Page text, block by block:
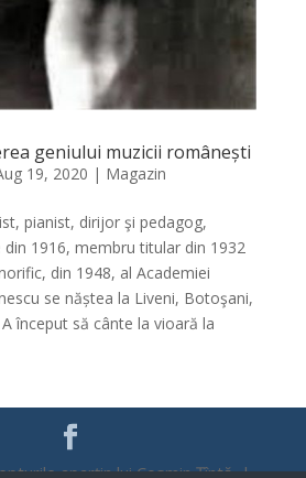
geniului muzicii românești
19, 2020 | Magazin
pianist, dirijor şi pedagog,
1916, membru titular din 1932
din 1948, al Academiei
se năștea la Liveni, Botoşani,
început să cânte la vioară la
aparțin lui Cosmin Țîntă |